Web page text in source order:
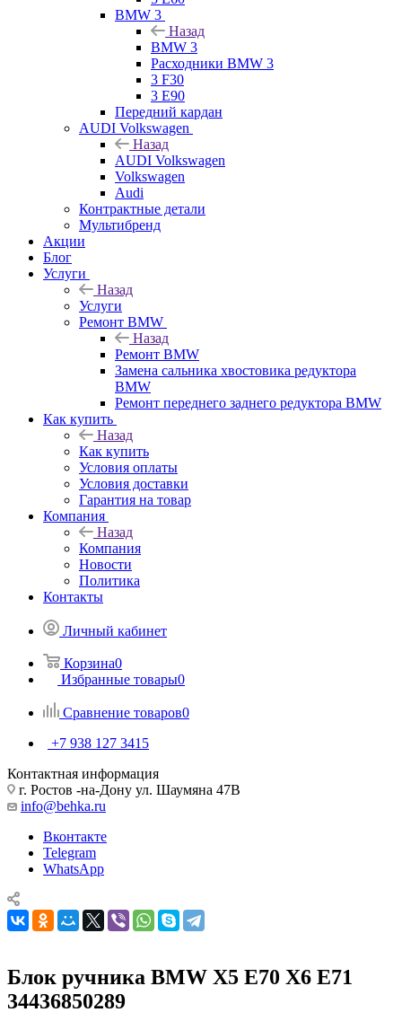
BMW 3
Назад
BMW 3
Расходники BMW 3
3 F30
3 E90
Передний кардан
AUDI Volkswagen
Назад
AUDI Volkswagen
Volkswagen
Audi
Контрактные детали
Мультибренд
Акции
Блог
Услуги
Назад
Услуги
Ремонт BMW
Назад
Ремонт BMW
Замена сальника хвостовика редуктора
BMW
Ремонт переднего заднего редуктора BMW
Как купить
Назад
Как купить
Условия оплаты
Условия доставки
Гарантия на товар
Компания
Назад
Компания
Новости
Политика
Контакты
Личный кабинет
Корзина0
Избранные товары0
Сравнение товаров0
+7 938 127 3415
Контактная информация
г. Ростов -на-Дону ул. Шаумяна 47В
info@behka.ru
Вконтакте
Telegram
WhatsApp
Блок ручника BMW X5 E70 X6 E71
34436850289